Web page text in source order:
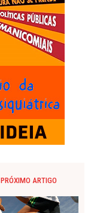
PRÓXIMO ARTIGO